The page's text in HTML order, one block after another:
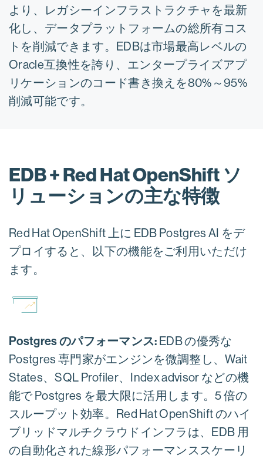
より、レガシーインフラストラクチャを最新
化し、データプラットフォームの総所有コス
トを削減できます。EDBは市場最高レベルの
Oracle互換性を誇り、エンタープライズアプ
リケーションのコード書き換えを80%～95%
削減可能です。
EDB + Red Hat OpenShift ソ
リューションの主な特徴
Red Hat OpenShift 上に EDB Postgres AI をデ
プロイすると、以下の機能をご利用いただけ
ます。
Postgres のパフォーマンス: EDB の優秀な
Postgres 専門家がエンジンを微調整し、Wait
States、SQL Profiler、Index advisor などの機
能で Postgres を最大限に活用します。5 倍の
スループット効率。Red Hat OpenShift のハイ
ブリッドマルチクラウドインフラは、EDB 用
の自動化された線形パフォーマンススケーリ